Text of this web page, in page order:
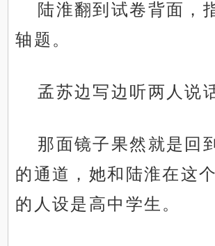
陆淮翻到试卷背面，
轴题。
孟苏边写边听两人说
那面镜子果然就是回
的通道，她和陆淮在这
的人设是高中学生。